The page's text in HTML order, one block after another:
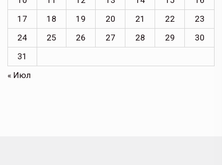
17
18 19 20 21 22
23
24
25 26 27 28 29
30
31
« Июл